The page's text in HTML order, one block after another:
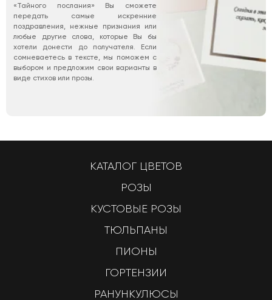
«Тайного послания» Вы сможете
передать самые искренние
поздравления, нежные признания или
любые другие слова, которые Вы бы
хотели донести до получателя. Если
сомневаетесь в тексте, мы поможем с
выбором и предложим свои варианты в
виде стихов или прозы.
КАТАЛОГ ЦВЕТОВ
РОЗЫ
КУСТОВЫЕ РОЗЫ
ТЮЛЬПАНЫ
ПИОНЫ
ГОРТЕНЗИИ
РАНУНКУЛЮСЫ